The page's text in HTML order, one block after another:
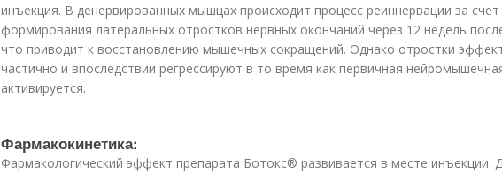
инъекция. В денервированных мышцах происходит процесс реиннервации за счет
формирования латеральных отростков нервных окончаний через 12 недель
что приводит к восстановлению мышечных сокращений. Однако отростки
частично и впоследствии регрессируют в то время как первичная
активируется.
Фармакокинетика:
Фармакологический эффект препарата Ботокс® развивается в месте инъекции.